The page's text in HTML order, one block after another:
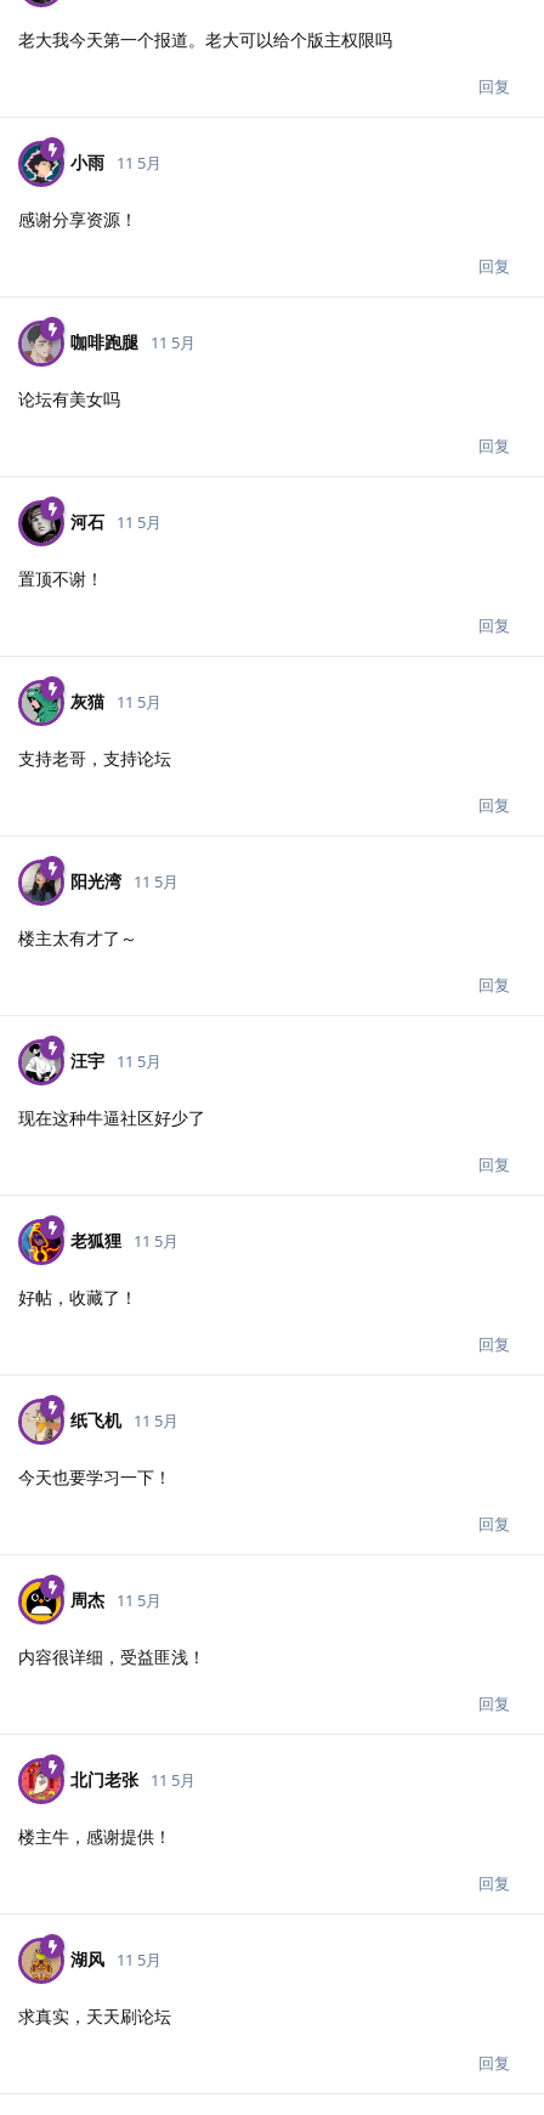
老大我今天第一个报道。老大可以给个版主权限吗
回复
小雨 11 5月
感谢分享资源！
回复
咖啡跑腿 11 5月
论坛有美女吗
回复
河石 11 5月
置顶不谢！
回复
灰猫 11 5月
支持老哥，支持论坛
回复
阳光湾 11 5月
楼主太有才了～
回复
汪宇 11 5月
现在这种牛逼社区好少了
回复
老狐狸 11 5月
好帖，收藏了！
回复
纸飞机 11 5月
今天也要学习一下！
回复
周杰 11 5月
内容很详细，受益匪浅！
回复
北门老张 11 5月
楼主牛，感谢提供！
回复
湖风 11 5月
求真实，天天刷论坛
回复